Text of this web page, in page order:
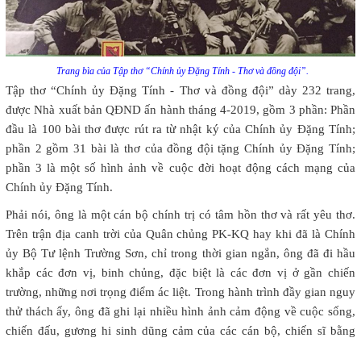
Trang bìa của Tập thơ “Chính ủy Đặng Tính - Thơ và đồng đội”.
Tập thơ “Chính ủy Đặng Tính - Thơ và đồng đội” dày 232 trang,
được Nhà xuất bản QĐND ấn hành tháng 4-2019, gồm 3 phần: Phần
đầu là 100 bài thơ được rút ra từ nhật ký của Chính ủy Đặng Tính;
phần 2 gồm 31 bài là thơ của đồng đội tặng Chính ủy Đặng Tính;
phần 3 là một số hình ảnh về cuộc đời hoạt động cách mạng của
Chính ủy Đặng Tính.
Phải nói, ông là một cán bộ chính trị có tâm hồn thơ và rất yêu thơ.
Trên trận địa canh trời của Quân chủng PK-KQ hay khi đã là Chính
ủy Bộ Tư lệnh Trường Sơn, chỉ trong thời gian ngắn, ông đã đi hầu
khắp các đơn vị, binh chủng, đặc biệt là các đơn vị ở gần chiến
trường, những nơi trọng điểm ác liệt. Trong hành trình đầy gian nguy
thử thách ấy, ông đã ghi lại nhiều hình ảnh cảm động về cuộc sống,
chiến đấu, gương hi sinh dũng cảm của các cán bộ, chiến sĩ bằng